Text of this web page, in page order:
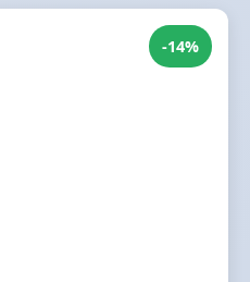
-14%